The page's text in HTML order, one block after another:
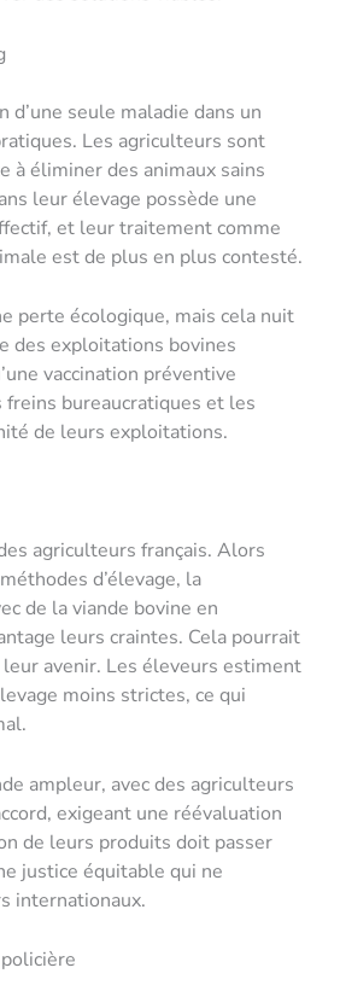
d’une seule maladie dans un
Les agriculteurs sont
à éliminer des animaux sains
leur élevage possède une
et leur traitement comme
est de plus en plus contesté.
perte écologique, mais cela nuit
des exploitations bovines
vaccination préventive
bureaucratiques et les
de leurs exploitations.
agriculteurs français. Alors
d’élevage, la
de la viande bovine en
leurs craintes. Cela pourrait
avenir. Les éleveurs estiment
moins strictes, ce qui
ampleur, avec des agriculteurs
exigeant une réévaluation
de leurs produits doit passer
justice équitable qui ne
internationaux.